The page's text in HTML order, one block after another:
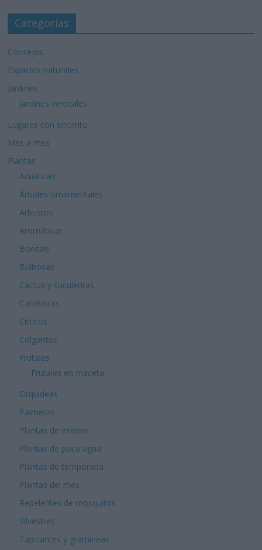
Categorías
Consejos
Espacios naturales
Jardines
Jardines verticales
Lugares con encanto
Mes a mes
Plantas
Acuáticas
Árboles ornamentales
Arbustos
Aromáticas
Bonsáis
Bulbosas
Cactus y suculentas
Carnívoras
Cítricos
Colgantes
Frutales
Frutales en maceta
Orquídeas
Palmeras
Plantas de interior
Plantas de poca agua
Plantas de temporada
Plantas del mes
Repelentes de mosquitos
Silvestres
Tapizantes y gramíneas